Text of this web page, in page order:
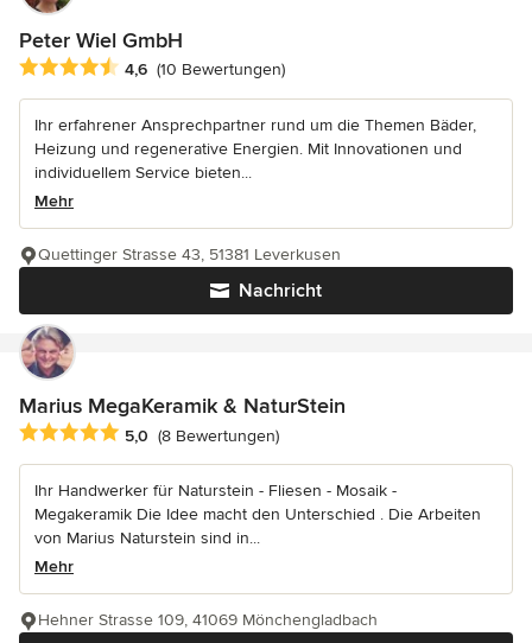
Peter Wiel GmbH
Durchschnittliche Bewertung: 4.6 von 5 Sternen
4,6 (10 Bewertungen)
Ihr erfahrener Ansprechpartner rund um die Themen Bäder,
Heizung und regenerative Energien. Mit Innovationen und
individuellem Service bieten...
Mehr
Nachricht
Quettinger Strasse 43, 51381 Leverkusen
Marius MegaKeramik & NaturStein
Durchschnittliche Bewertung: 5 von 5 Sternen
5,0 (8 Bewertungen)
Ihr Handwerker für Naturstein - Fliesen - Mosaik -
Megakeramik Die Idee macht den Unterschied . Die Arbeiten
von Marius Naturstein sind in...
Mehr
Hehner Strasse 109, 41069 Mönchengladbach